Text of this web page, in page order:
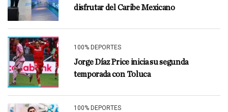
disfrutar del Caribe Mexicano
100% DEPORTES
Jorge Díaz Price inicia su segunda
temporada con Toluca
100% DEPORTES